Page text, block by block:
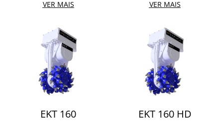
VER MAIS
VER MAIS
EKT 160 EKT 160 HD